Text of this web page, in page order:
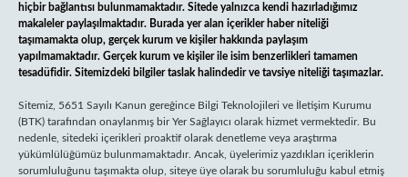
hiçbir bağlantısı bulunmamaktadır. Sitede yalnızca kendi hazırladığımız
makaleler paylaşılmaktadır. Burada yer alan içerikler haber niteliği
taşımamakta olup, gerçek kurum ve kişiler hakkında paylaşım
yapılmamaktadır. Gerçek kurum ve kişiler ile isim benzerlikleri tamamen
tesadüfidir. Sitemizdeki bilgiler taslak halindedir ve tavsiye niteliği taşımazlar.
Sitemiz, 5651 Sayılı Kanun gereğince Bilgi Teknolojileri ve İletişim Kurumu
(BTK) tarafından onaylanmış bir Yer Sağlayıcı olarak hizmet vermektedir. Bu
nedenle, sitedeki içerikleri proaktif olarak denetleme veya araştırma
yükümlülüğümüz bulunmamaktadır. Ancak, üyelerimiz yazdıkları içeriklerin
sorumluluğunu taşımakta olup, siteye üye olarak bu sorumluluğu kabul etmiş